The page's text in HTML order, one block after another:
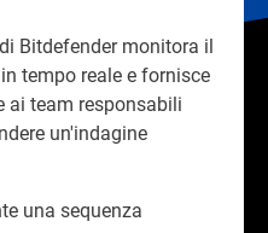
Bitdefender monitora il
tempo reale e fornisce
ai team responsabili
un'indagine
una sequenza